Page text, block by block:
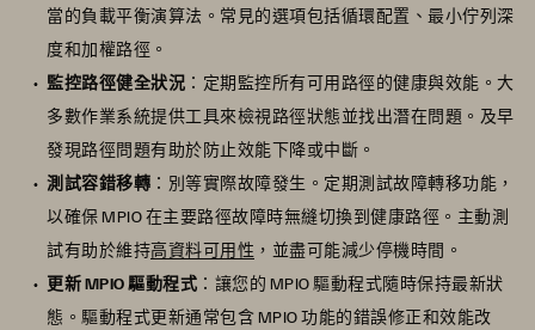
當的負載平衡演算法。常見的選項包括循環配置、最小佇列深
度和加權路徑。
監控路徑健全狀況 ：定期監控所有可用路徑的健康與效能。大
多數作業系統提供工具來檢視路徑狀態並找出潛在問題。及早
發現路徑問題有助於防止效能下降或中斷。
測試容錯移轉 ：別等實際故障發生。定期測試故障轉移功能，
以確保 MPIO 在主要路徑故障時無縫切換到健康路徑。主動測
試有助於維持高資料可用性 ，並盡可能減少停機時間。
更新 MPIO 驅動程式 ：讓您的 MPIO 驅動程式隨時保持最新狀
態。驅動程式更新通常包含 MPIO 功能的錯誤修正和效能改